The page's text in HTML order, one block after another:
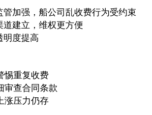
管加强，船公司乱收费行为受约束
道建立，维权更方便
明度提高
惕重复收费
审查合同条款
涨压力仍存